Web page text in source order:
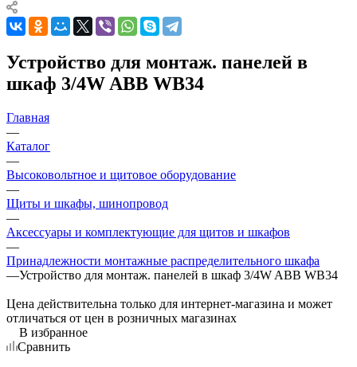
Устройство для монтаж. панелей в
шкаф 3/4W ABB WB34
Главная
—
Каталог
—
Высоковольтное и щитовое оборудование
—
Щиты и шкафы, шинопровод
—
Аксессуары и комплектующие для щитов и шкафов
—
Принадлежности монтажные распределительного шкафа
—Устройство для монтаж. панелей в шкаф 3/4W ABB WB34
Цена действительна только для интернет-магазина и может
отличаться от цен в розничных магазинах
В избранное
Сравнить